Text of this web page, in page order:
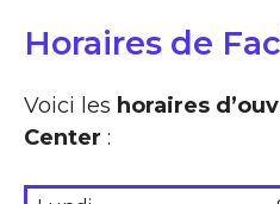
Horaires de
Voici les horaires
Center :